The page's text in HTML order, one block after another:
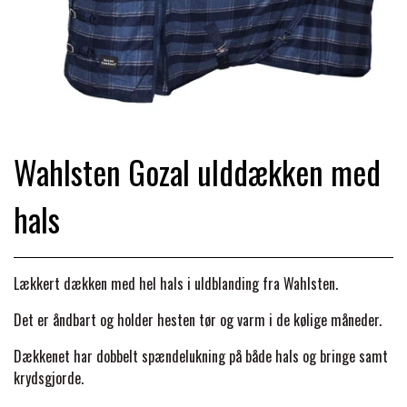
DÆKKENER & TILBEHØR
BANDAGER & BENBESKYTTELSE
PLEJE & STALD
LONGERING
PONY & SHETTY
JAKKER & VESTE
SKO & STØVLER
PISKE & SPORER
SIKKERHEDSVESTE
HANDSKER
STRIGLEKASSER & STALDSKABE
SHAMPOO & SHINER
LÆDER & UDSTYRSPLEJE
KLIPPEMASKINER & STØVSUGERE
TRAV & GALOP
SEJRSDÆKKENER
GRIMER & TRÆKTOV
SELER & TILBEHØR
HOVEDLAG & TILBEHØR
GAMSCHER & BANDAGER
KRAFFT FODER
PREMIER EQUINE
PREMIER EQUINE VINTERDÆKKEN
PREMIER EQUINE STALDDÆKKEN
BRANDS
ANIMALINTEX®
Wahlsten Gozal ulddækken med
hals
Lækkert dækken med hel hals i uldblanding fra Wahlsten.
Det er åndbart og holder hesten tør og varm i de kølige måneder.
Dækkenet har dobbelt spændelukning på både hals og bringe samt
krydsgjorde.